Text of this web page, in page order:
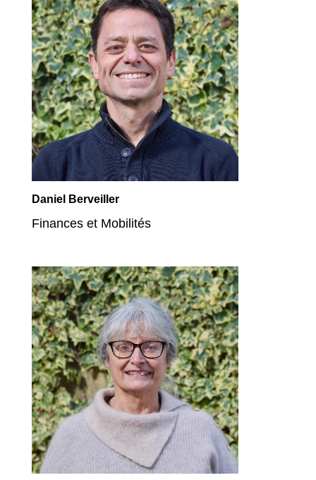
Daniel Berveiller
Finances et Mobilités